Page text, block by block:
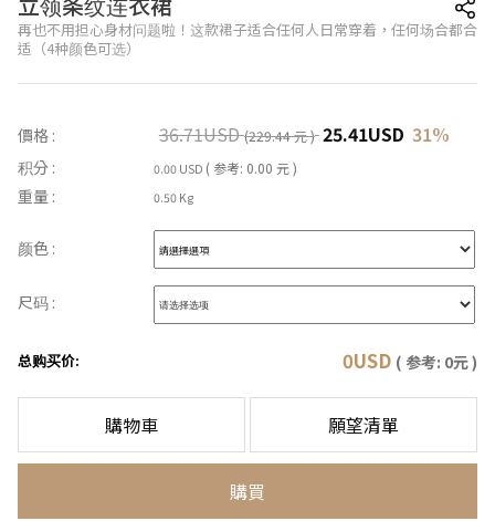
再也不用担心身材问题啦！这款裙子适合任何人日常穿着，任何场合都合
适（4种颜色可选）
價格 : 36.71USD (229.44 元 ) 25.41USD 31%
积分 : 0.00 USD ( 参考: 0.00 元 )
重量 : 0.50 Kg
颜色 :
尺码 :
总购买价: 0USD ( 参考: 0元 )
購物車 願望清單
購買